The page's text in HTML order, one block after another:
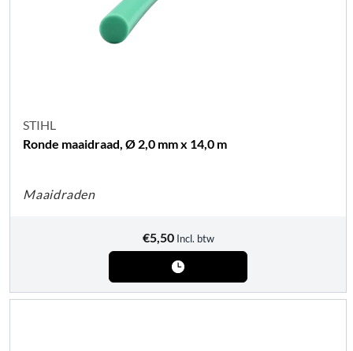
STIHL
Ronde maaidraad, Ø 2,0 mm x 14,0 m
Maaidraden
€5,50 Incl. btw